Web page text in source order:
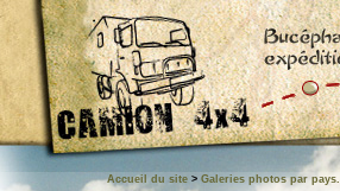
Accueil du site > Galeries photos par pays.